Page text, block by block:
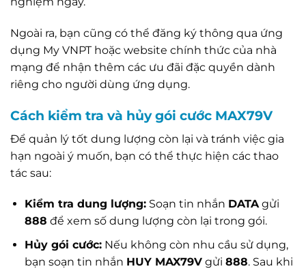
Ngoài ra, bạn cũng có thể đăng ký thông qua ứng
dụng My VNPT hoặc website chính thức của nhà
mạng để nhận thêm các ưu đãi đặc quyền dành
riêng cho người dùng ứng dụng.
Cách kiểm tra và hủy gói cước MAX79V
Để quản lý tốt dung lượng còn lại và tránh việc gia
hạn ngoài ý muốn, bạn có thể thực hiện các thao
tác sau:
Kiểm tra dung lượng:Soạn tin nhắn DATAgửi
888 để xem số dung lượng còn lại trong gói.
Hủy gói cước:Nếu không còn nhu cầu sử dụng,
bạn soạn tin nhắn HUY MAX79Vgửi 888. Sau khi